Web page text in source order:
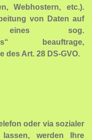
Webhostern, etc.).
von Daten auf
sog.
beauftrage,
des Art. 28 DS-GVO.
oder via sozialer
lassen, werden Ihre